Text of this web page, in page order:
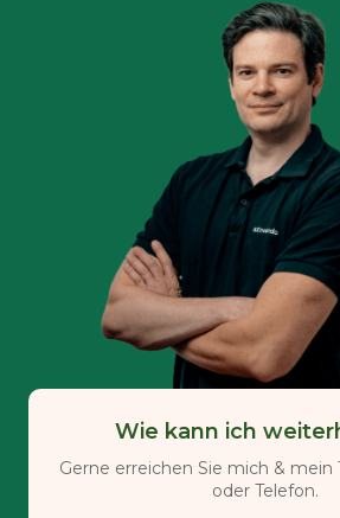
Wie kann ich
Gerne erreichen Sie mich & mein
oder Telefon.